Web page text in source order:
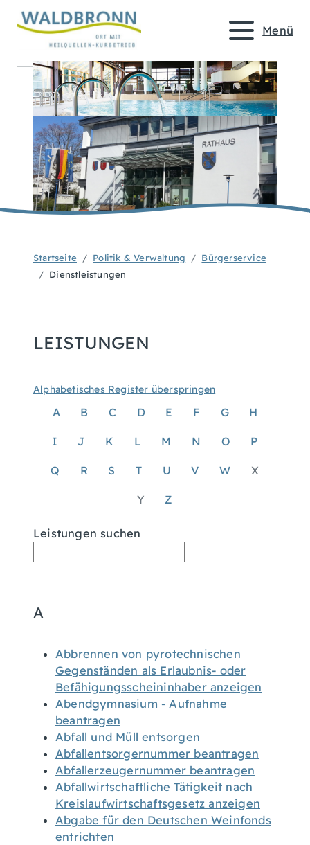
Menü
Startseite Politik & Verwaltung
Bürgerservice
Dienstleistungen
LEISTUNGEN
Alphabetisches Register überspringen
A B C D E F G H
I J K L M N O P
Q R S T U V W X
Y Z
Leistungen suchen
A
Abbrennen von pyrotechnischen
Gegenständen als Erlaubnis- oder
Befähigungsscheininhaber anzeigen
Abendgymnasium - Aufnahme
beantragen
Abfall und Müll entsorgen
Abfallentsorgernummer beantragen
Abfallerzeugernummer beantragen
Abfallwirtschaftliche Tätigkeit nach
Kreislaufwirtschaftsgesetz anzeigen
Abgabe für den Deutschen Weinfonds
entrichten